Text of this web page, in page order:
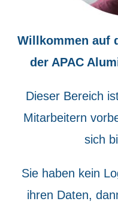
Willkommen auf
der APAC
Dieser Bereich
Mitarbeitern
sich
Sie haben kein
ihren Daten,